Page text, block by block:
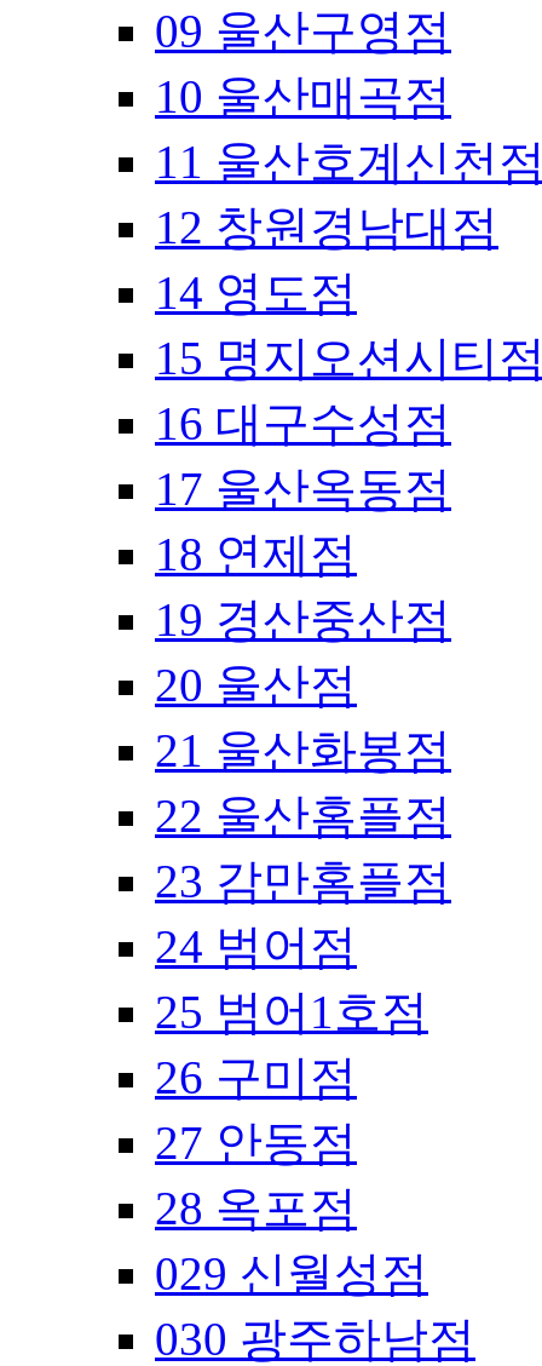
09 울산구영점
10 울산매곡점
11 울산호계신천
12 창원경남대점
14 영도점
15 명지오션시티
16 대구수성점
17 울산옥동점
18 연제점
19 경산중산점
20 울산점
21 울산화봉점
22 울산홈플점
23 감만홈플점
24 범어점
25 범어1호점
26 구미점
27 안동점
28 옥포점
029 신월성점
030 광주하남점